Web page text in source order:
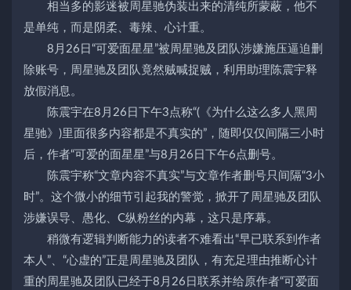
相当多的影迷被周星驰伪装出来的清纯所蒙蔽，他不
是单纯，而是阴柔、毒辣、心计重。
8月26日“可爱面星星”被周星驰及团队涉嫌施压逼迫删
除账号，周星驰及团队竟然贼喊捉贼，利用助理陈震宇释
放假消息。
陈震宇在8月26日下午3点称“(《为什么这么多人黑周
星驰》)里面很多内容都是不真实的”，随即仅仅间隔三小时
后，作者“可爱的面星星”与8月26日下午6点删号。
陈震宇称“文章内容不真实”与文章作者删号只间隔“3小
时”。这个微小的细节引起我的警觉，掀开了周星驰及团队
涉嫌误导、愚化、C纵粉丝的内幕，这只是序幕。
稍微有逻辑判断能力的读者不难看出“早已联系到作者
本人”、“心虚的”正是周星驰及团队，有充足理由推断心计
重的周星驰及团队已经于8月26日联系并给原作者“可爱面